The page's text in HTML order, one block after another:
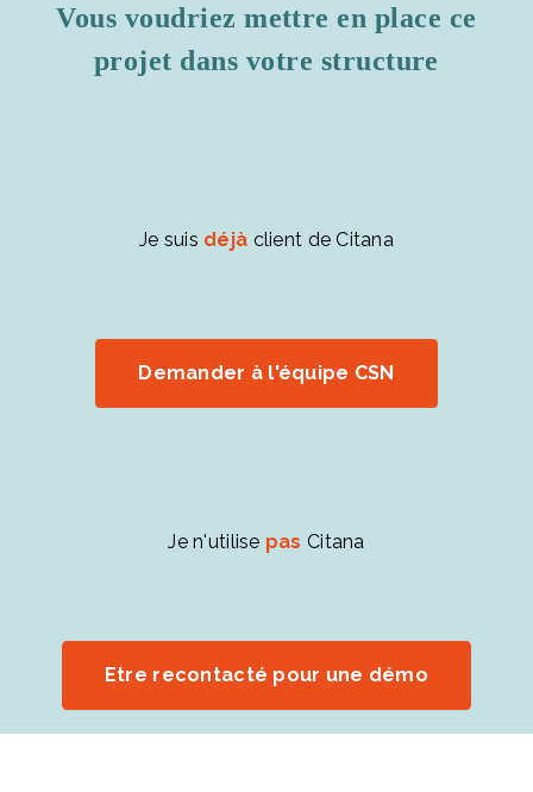
Vous voudriez mettre en place ce
projet dans votre structure
Je suis déjà client de Citana
Demander à l'équipe CSN
Je n'utilise pas Citana
Etre recontacté pour une démo